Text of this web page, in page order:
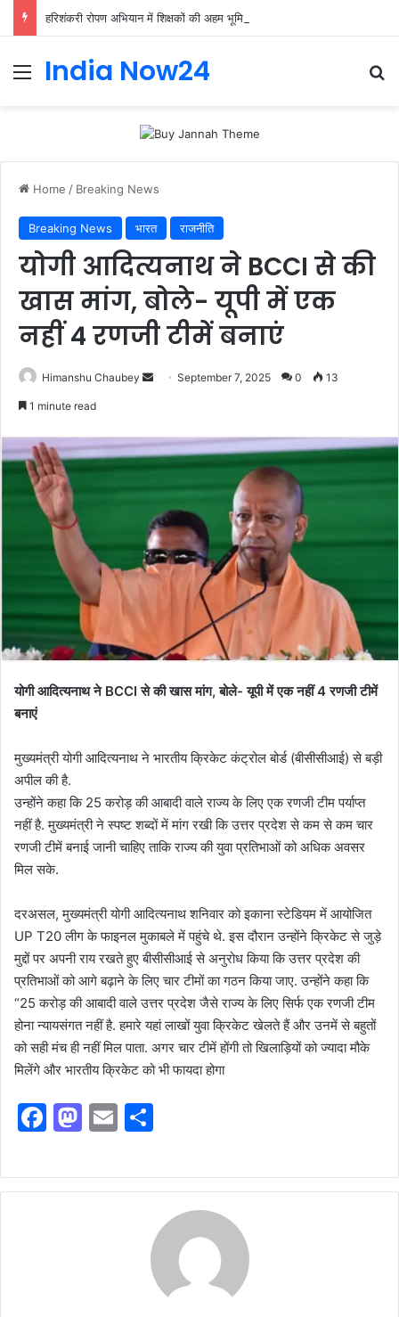
India Now24
Home / Breaking News
Breaking News भारत राजनीति
योगी आदित्यनाथ ने BCCI से की
खास मांग, बोले- यूपी में एक
नहीं 4 रणजी टीमें बनाएं
Himanshu Chaubey September 7, 2025 0 13
1 minute read
योगी आदित्यनाथ ने BCCI से की खास मांग, बोले- यूपी में एक नहीं 4 रणजी टीमें
बनाएं
मुख्यमंत्री योगी आदित्यनाथ ने भारतीय क्रिकेट कंट्रोल बोर्ड (बीसीसीआई) से बड़ी
अपील की है.
उन्होंने कहा कि 25 करोड़ की आबादी वाले राज्य के लिए एक रणजी टीम पर्याप्त
नहीं है. मुख्यमंत्री ने स्पष्ट शब्दों में मांग रखी कि उत्तर प्रदेश से कम से कम चार
रणजी टीमें बनाई जानी चाहिए ताकि राज्य की युवा प्रतिभाओं को अधिक अवसर
मिल सके.
दरअसल, मुख्यमंत्री योगी आदित्यनाथ शनिवार को इकाना स्टेडियम में आयोजित
UP T20 लीग के फाइनल मुकाबले में पहुंचे थे. इस दौरान उन्होंने क्रिकेट से जुड़े
मुद्दों पर अपनी राय रखते हुए बीसीसीआई से अनुरोध किया कि उत्तर प्रदेश की
प्रतिभाओं को आगे बढ़ाने के लिए चार टीमों का गठन किया जाए. उन्होंने कहा कि
“25 करोड़ की आबादी वाले उत्तर प्रदेश जैसे राज्य के लिए सिर्फ एक रणजी टीम
होना न्यायसंगत नहीं है. हमारे यहां लाखों युवा क्रिकेट खेलते हैं और उनमें से बहुतों
को सही मंच ही नहीं मिल पाता. अगर चार टीमें होंगी तो खिलाड़ियों को ज्यादा मौके
मिलेंगे और भारतीय क्रिकेट को भी फायदा होगा
F
c
e
M
st
o
E
ai
l
ar
e